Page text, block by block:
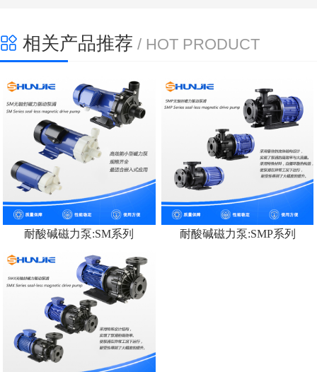
相关产品推荐 / HOT PRODUCT
耐酸碱磁力泵:SM系列 耐酸碱磁力泵:SMP系列